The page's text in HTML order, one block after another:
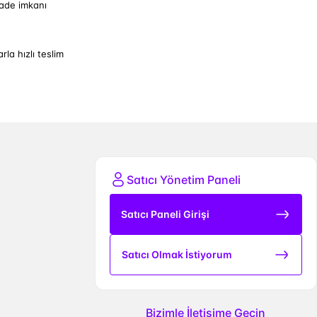
imkanı
hızlı teslim
Satıcı Yönetim Paneli
Satıcı Paneli Girişi
Satıcı Olmak İstiyorum
Bizimle İletişime Geçin